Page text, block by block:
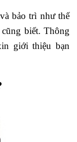
bảo trì như thế
biết. Thông
giới thiệu bạn